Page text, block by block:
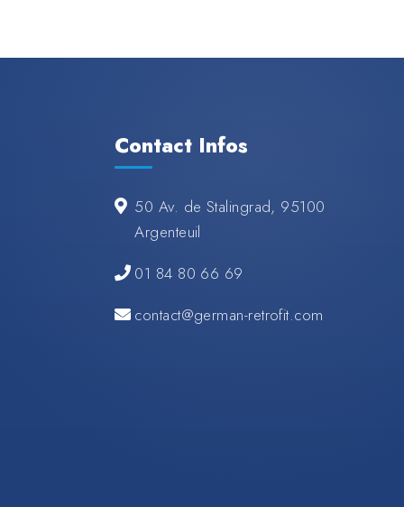
Contact Infos
50 Av. de Stalingrad, 95100
Argenteuil
01 84 80 66 69
contact@german-retrofit.com